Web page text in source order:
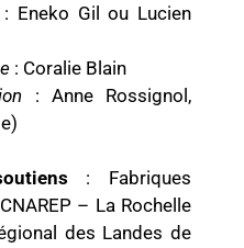
: Eneko Gil ou Lucien
: Coralie Blain
: Anne Rossignol,
: Fabriques
– La Rochelle
des Landes de